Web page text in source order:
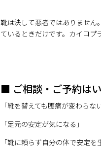
靴は決して悪者ではありません
ているときだけです。カイロプ
■ ご相談・ご予約は
「靴を替えても腰痛が変わらない
「足元の安定が気になる」
「靴に頼らず自分の体で安定を